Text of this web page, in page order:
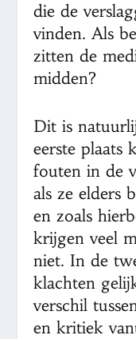
die de
vinden. Als
zitten de
midden?
Dit is
eerste plaats
fouten in de
als ze elders
en zoals
krijgen veel
niet. In de
klachten
verschil
en kritiek